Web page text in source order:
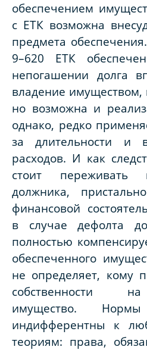
обеспечением
с ЕТК возможна
предмета
9–620 ЕТК
непогашении долга
владение имуществом,
но возможна и
однако, редко
за длительности и
расходов. И как
стоит переживать
должника,
финансовой
в случае дефолта
полностью
обеспеченного
не определяет, кому
собственности
имущество.
индифферентны к
теориям: права,